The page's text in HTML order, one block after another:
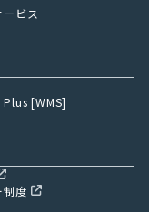
ビス
Plus [WMS]
制度